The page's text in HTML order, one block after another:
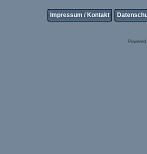
Impressum / Kontakt